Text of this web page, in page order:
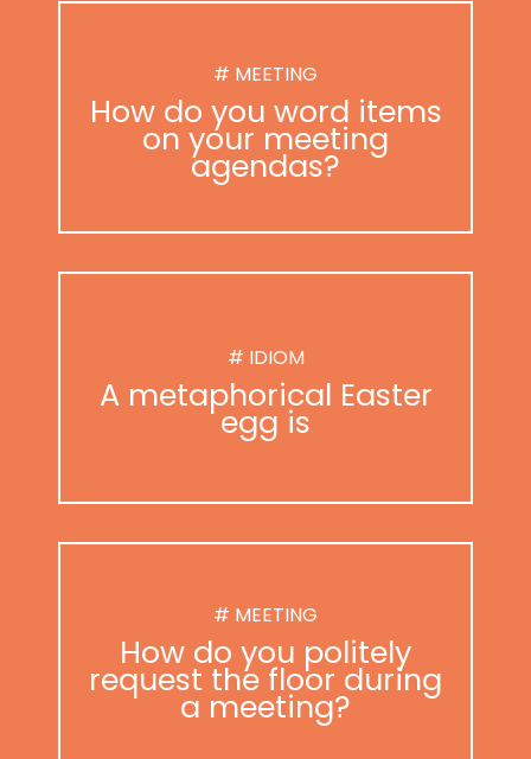
# MEETING
How do you word items
on your meeting
agendas?
# IDIOM
A metaphorical Easter
egg is
# MEETING
How do you politely
request the floor during
a meeting?